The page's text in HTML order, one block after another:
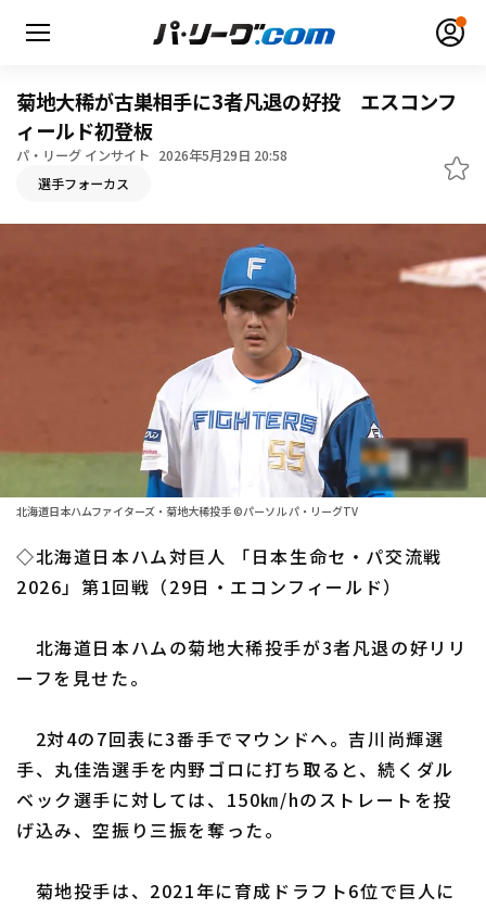
1軍公式戦
ファーム東地区
ファーム西地区
選手名鑑
選手名鑑トップ
北海道日本ハムファイターズ
東北楽天ゴールデンイーグルス
埼玉西武ライオンズ
オリックス・バファローズ
福岡ソフトバンクホークス
ニュース
設定
菊地大稀が古巣相手に3者凡退の好投 エスコンフ
ィールド初登板
パ・リーグ インサイト 2026年5月29日 20:58
選手フォーカス
北海道日本ハムファイターズ・菊地大稀投手 ©パーソル パ・リーグTV
◇北海道日本ハム対巨人 「日本生命セ・パ交流戦
2026」第1回戦（29日・エコンフィールド）
北海道日本ハムの菊地大稀投手が3者凡退の好リリ
ーフを見せた。
2対4の7回表に3番手でマウンドへ。吉川尚輝選
手、丸佳浩選手を内野ゴロに打ち取ると、続くダル
ベック選手に対しては、150㎞/hのストレートを投
げ込み、空振り三振を奪った。
菊地投手は、2021年に育成ドラフト6位で巨人に